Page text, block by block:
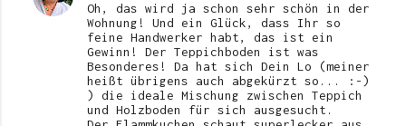
Oh, das wird ja schon sehr schön in der
Wohnung! Und ein Glück, dass Ihr so
feine Handwerker habt, das ist ein
Gewinn! Der Teppichboden ist was
Besonderes! Da hat sich Dein Lo (meiner
heißt übrigens auch abgekürzt so... :-)
) die ideale Mischung zwischen Teppich
und Holzboden für sich ausgesucht.